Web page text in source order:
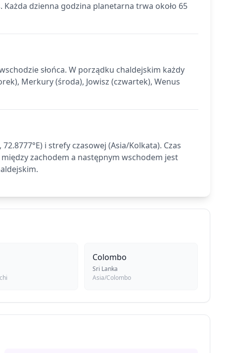
Każda dzienna godzina planetarna trwa około 65
słońca. W porządku chaldejskim każdy
Merkury (środa), Jowisz (czwartek), Wenus
i strefy czasowej (Asia/Kolkata). Czas
zachodem a następnym wschodem jest
Colombo
Sri Lanka
Asia/Colombo